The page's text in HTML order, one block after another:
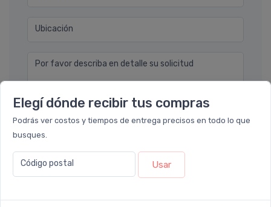
Elegí dónde recibir tus compras
Podrás ver costos y tiempos de entrega precisos en todo lo que
busques.
Código postal Usar
Ubicación
Por favor describa en detalle su solicitud
Enviar consulta